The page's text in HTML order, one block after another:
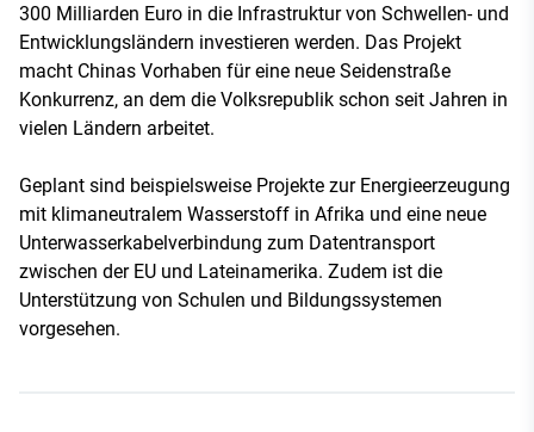
300 Milliarden Euro in die Infrastruktur von Schwellen- und
Entwicklungsländern investieren werden. Das Projekt
macht Chinas Vorhaben für eine neue Seidenstraße
Konkurrenz, an dem die Volksrepublik schon seit Jahren in
vielen Ländern arbeitet.
Geplant sind beispielsweise Projekte zur Energieerzeugung
mit klimaneutralem Wasserstoff in Afrika und eine neue
Unterwasserkabelverbindung zum Datentransport
zwischen der EU und Lateinamerika. Zudem ist die
Unterstützung von Schulen und Bildungssystemen
vorgesehen.